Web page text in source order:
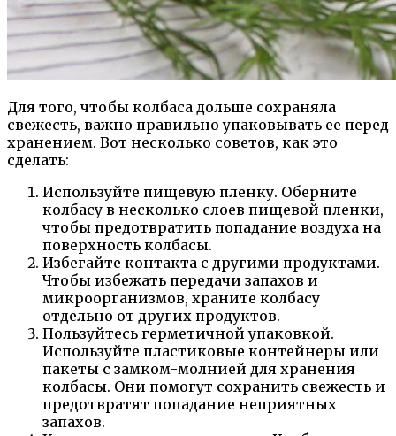
Для того, чтобы колбаса дольше сохраняла
свежесть, важно правильно упаковывать ее перед
хранением. Вот несколько советов, как это
сделать:
Используйте пищевую пленку. Оберните
колбасу в несколько слоев пищевой пленки,
чтобы предотвратить попадание воздуха на
поверхность колбасы.
Избегайте контакта с другими продуктами.
Чтобы избежать передачи запахов и
микроорганизмов, храните колбасу
отдельно от других продуктов.
Пользуйтесь герметичной упаковкой.
Используйте пластиковые контейнеры или
пакеты с замком-молнией для хранения
колбасы. Они помогут сохранить свежесть и
предотвратят попадание неприятных
запахов.